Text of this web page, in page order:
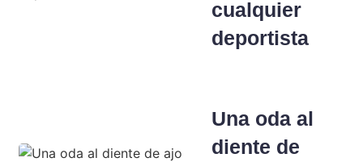
cualquier
deportista
Una oda al
diente de